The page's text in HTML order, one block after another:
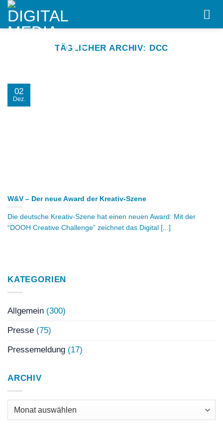
Skip
content
TÄGLICHER ARCHIV: DCC
W&V – Der neue Award der Kreativ-Szene
Die deutsche Kreativ-Szene hat einen neuen Award: Mit der
“DOOH Creative Challenge” zeichnet das Digital [...]
02
Dez.
KATEGORIEN
Allgemein (300)
Presse (75)
Pressemeldung (17)
ARCHIV
Archiv